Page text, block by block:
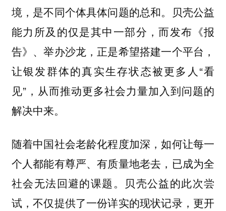
境，是不同个体具体问题的总和。贝壳公益
能力所及的仅是其中一部分，而发布《报
告》、举办沙龙，正是希望搭建一个平台，
让银发群体的真实生存状态被更多人“看
见”，从而推动更多社会力量加入到问题的
解决中来。
随着中国社会老龄化程度加深，如何让每一
个人都能有尊严、有质量地老去，已成为全
社会无法回避的课题。贝壳公益的此次尝
试，不仅提供了一份详实的现状记录，更开